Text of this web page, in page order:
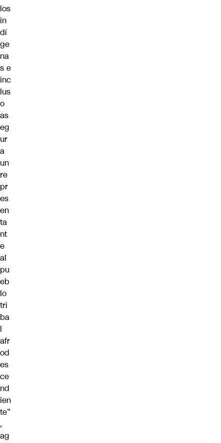
los
in
dí
ge
na
s e
inc
lus
o
as
eg
ur
a
un
re
pr
es
en
ta
nt
e
al
pu
eb
lo
tri
ba
l
afr
od
es
ce
nd
ien
te”
,
ag